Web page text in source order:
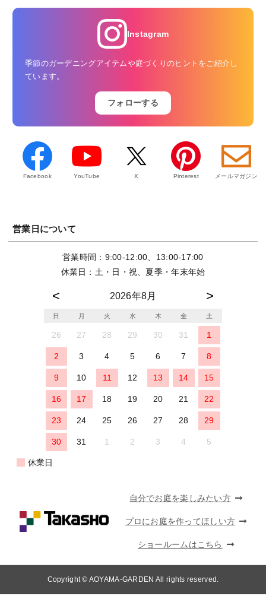
Instagram
季節のガーデニングアイテムや庭づくりのヒントをご紹介し
ています。
フォローする
Facebook YouTube X Pinterest メールマガジン
営業日について
営業時間：9:00-12:00、13:00-17:00
休業日：土・日・祝、夏季・年末年始
2026年8月
日 月 火 水 木 金 土
26 27 28 29 30 31 1
2 3 4 5 6 7 8
9 10 11 12 13 14 15
16 17 18 19 20 21 22
23 24 25 26 27 28 29
30 31 1 2 3 4 5
休業日
自分でお庭を楽しみたい方
プロにお庭を作ってほしい方
ショールームはこちら
Copyright © AOYAMA-GARDEN All rights reserved.